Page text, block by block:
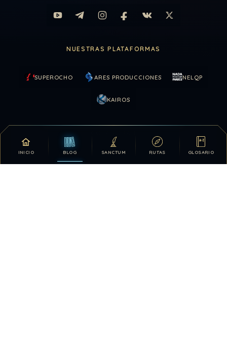
INICIO BLOG SANCTUM RUTAS GLOSARIO
NUESTRAS PLATAFORMAS
SUPEROCHO ARES PRODUCCIONES NELQP
KAIROS
Tu apoyo hace posible que DDLA siga creciendo.